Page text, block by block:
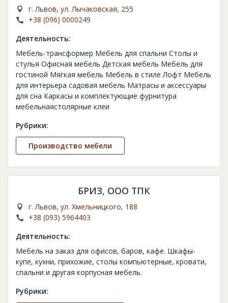
г. Львов, ул. Лычаковская, 255
+38 (096) 0000249
Деятельность:
Мебель-трансформер Мебель для спальни Столы и
стулья Офисная мебель Детская мебель Мебель для
гостиной Мягкая мебель Мебель в стиле Лофт Мебель
для интерьера садовая мебель Матрасы и аксессуары
для сна Каркасы и комплектующие фурнитура
мебельнаястолярные клеи
Рубрики:
Производство мебели
БРИЗ, ООО ТПК
г. Львов, ул. Хмельницкого, 188
+38 (093) 5964403
Деятельность:
Мебель на заказ для офисов, баров, кафе. Шкафы-
купе, кухни, прихожие, столы компьютерные, кровати,
спальни и другая корпусная мебель.
Рубрики: